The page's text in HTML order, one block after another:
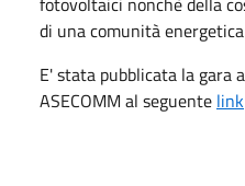
di una comunità
E' stata pubblicata la gara
ASECOMM al seguente link